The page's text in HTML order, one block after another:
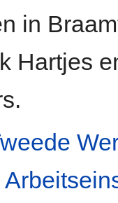
in
Hartjes